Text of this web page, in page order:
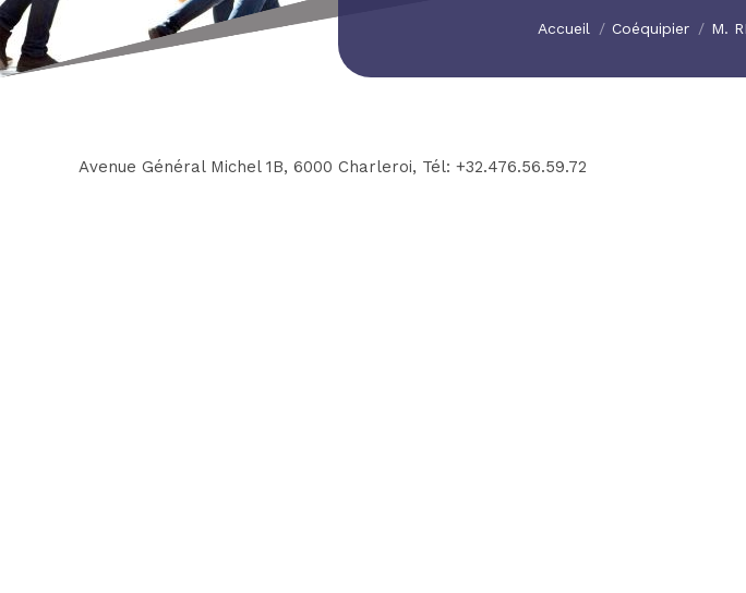
Accueil Coéquipier M.
Avenue Général Michel 1B, 6000 Charleroi, Tél: +32.476.56.59.72